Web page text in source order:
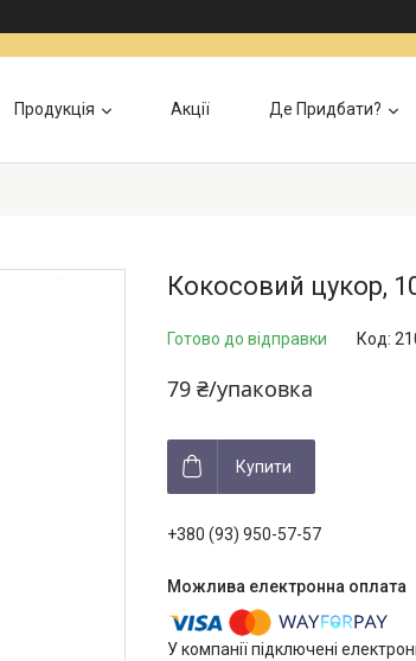
Продукція Акції Де Придбати?
Кокосовий цукор,
Готово до відправки Код:
79 ₴/упаковка
Купити
+380 (93) 950-57-57
У компанії підключені